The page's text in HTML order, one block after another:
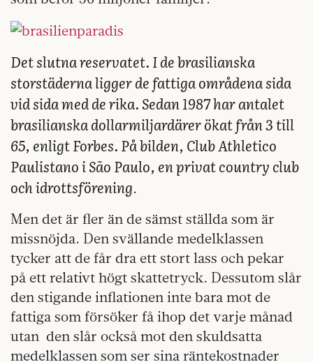
Det slutna reservatet. I de brasilianska
storstäderna ligger de fattiga områdena sida
vid sida med de rika. Sedan 1987 har antalet
brasilianska dollarmiljardärer ökat från 3 till
65, enligt Forbes. På bilden, Club Athletico
Paulistano i São Paulo, en privat country club
och idrottsförening.
Men det är fler än de sämst ställda som är
missnöjda. Den svällande medelklassen
tycker att de får dra ett stort lass och pekar
på ett relativt högt skattetryck. Dessutom slår
den stigande inflationen inte bara mot de
fattiga som försöker få ihop det varje månad
utan den slår också mot den skuldsatta
medelklassen som ser sina räntekostnader